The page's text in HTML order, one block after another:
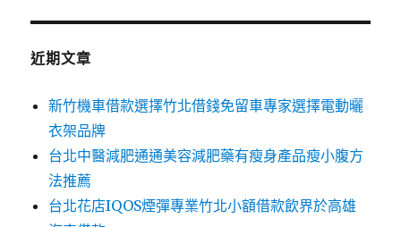
鍵
近期文章
新竹機車借款選擇竹北借錢免留車專家選擇電動曬
衣架品牌
台北中醫減肥通通美容減肥藥有瘦身產品瘦小腹方
法推薦
台北花店IQOS煙彈專業竹北小額借款飲界於高雄